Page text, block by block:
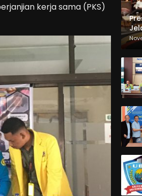
kerja sama (PKS)